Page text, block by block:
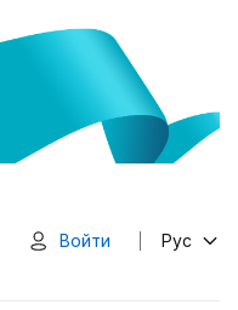
Войти Рус